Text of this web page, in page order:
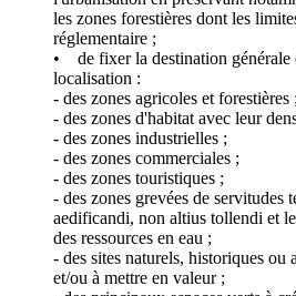
les zones forestières dont les
réglementaire ;
• de fixer la destination générale
localisation :
- des zones agricoles et forestières
- des zones d'habitat avec leur
- des zones industrielles ;
- des zones commerciales ;
- des zones touristiques ;
- des zones grevées de servitudes
aedificandi, non altius tollendi et
des ressources en eau ;
- des sites naturels, historiques ou
et/ou à mettre en valeur ;